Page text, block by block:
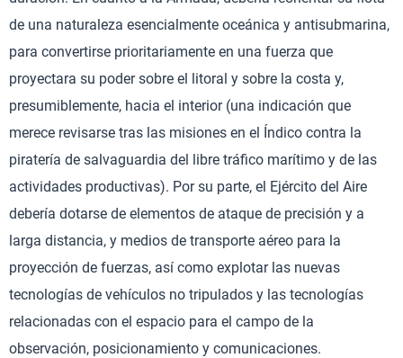
de una naturaleza esencialmente oceánica y antisubmarina,
para convertirse prioritariamente en una fuerza que
proyectara su poder sobre el litoral y sobre la costa y,
presumiblemente, hacia el interior (una indicación que
merece revisarse tras las misiones en el Índico contra la
piratería de salvaguardia del libre tráfico marítimo y de las
actividades productivas). Por su parte, el Ejército del Aire
debería dotarse de elementos de ataque de precisión y a
larga distancia, y medios de transporte aéreo para la
proyección de fuerzas, así como explotar las nuevas
tecnologías de vehículos no tripulados y las tecnologías
relacionadas con el espacio para el campo de la
observación, posicionamiento y comunicaciones.